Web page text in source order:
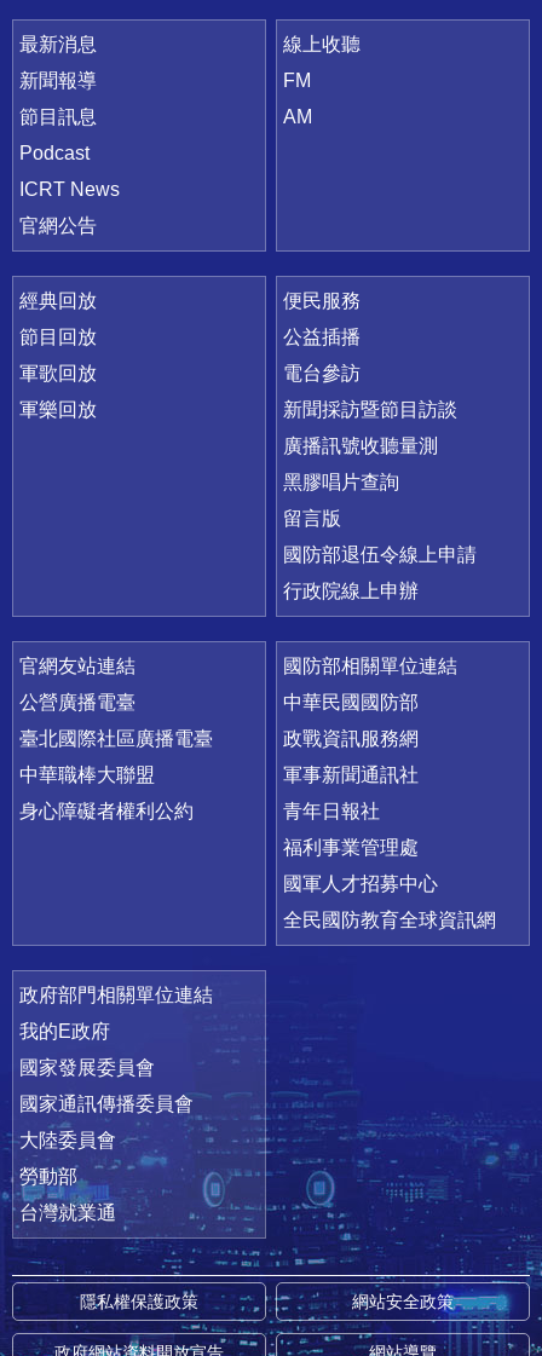
最新消息
新聞報導
節目訊息
Podcast
ICRT News
官網公告
線上收聽
FM
AM
經典回放
節目回放
軍歌回放
軍樂回放
便民服務
公益插播
電台參訪
新聞採訪暨節目訪談
廣播訊號收聽量測
黑膠唱片查詢
留言版
國防部退伍令線上申請
行政院線上申辦
官網友站連結
公營廣播電臺
臺北國際社區廣播電臺
中華職棒大聯盟
身心障礙者權利公約
國防部相關單位連結
中華民國國防部
政戰資訊服務網
軍事新聞通訊社
青年日報社
福利事業管理處
國軍人才招募中心
全民國防教育全球資訊網
政府部門相關單位連結
我的E政府
國家發展委員會
國家通訊傳播委員會
大陸委員會
勞動部
台灣就業通
隱私權保護政策 網站安全政策